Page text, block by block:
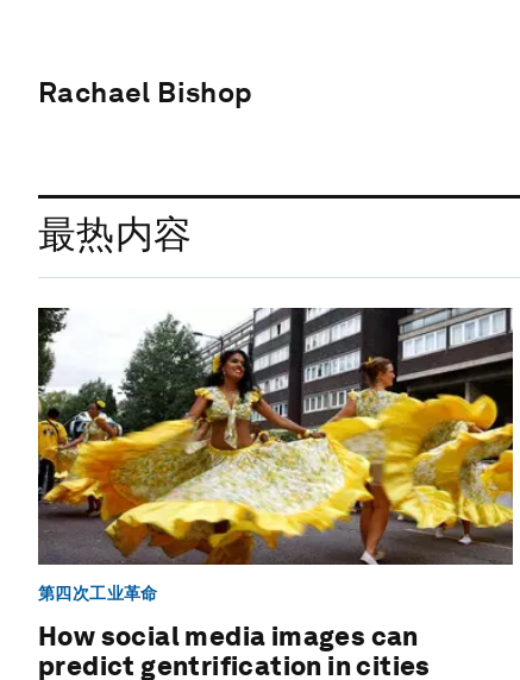
Rachael Bishop
最热内容
第四次工业革命
How social media images can
predict gentrification in cities